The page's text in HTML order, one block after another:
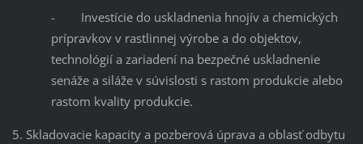
- Investície do uskladnenia hnojív a chemických
prípravkov v rastlinnej výrobe a do objektov,
technológií a zariadení na bezpečné uskladnenie
senáže a siláže v súvislosti s rastom produkcie alebo
rastom kvality produkcie.
5. Skladovacie kapacity a pozberová úprava a oblasť odbytu